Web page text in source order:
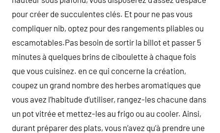
pour créer de succulentes clés. Et pour ne pas vous
compliquer nib, optez pour des rangements pliables ou
escamotables.Pas besoin de sortir la billot et passer 5
minutes à quelques brins de ciboulette à chaque fois
que vous cuisinez. en ce qui concerne la création,
coupez un grand nombre des herbes aromatiques que
vous avez l’habitude d’utiliser, rangez-les chacune dans
un pot vitrée et mettez-les au frigo ou au cooler. Ainsi,
durant préparer des plats, vous n’avez qu’à prendre une